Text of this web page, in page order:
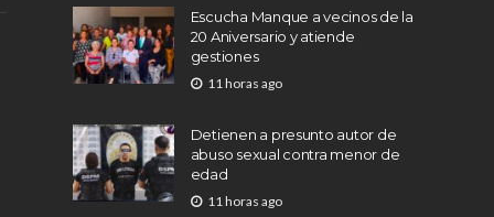
Escucha Manque a vecinos de la
20 Aniversario y atiende
gestiones
11 horas ago
Detienen a presunto autor de
abuso sexual contra menor de
edad
11 horas ago